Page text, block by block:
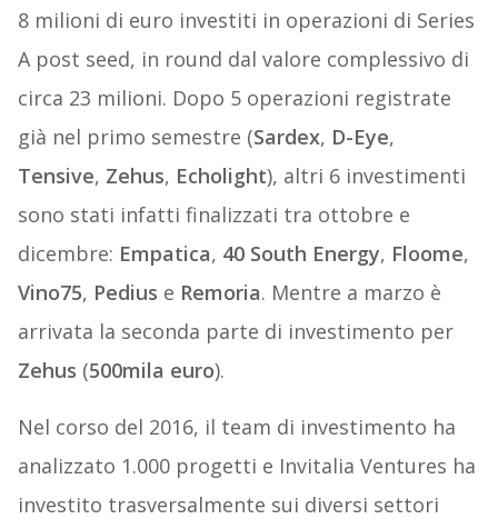
8 milioni di euro investiti in operazioni di Series
A post seed, in round dal valore complessivo di
circa 23 milioni. Dopo 5 operazioni registrate
già nel primo semestre (Sardex, D-Eye,
Tensive, Zehus, Echolight), altri 6 investimenti
sono stati infatti finalizzati tra ottobre e
dicembre: Empatica, 40 South Energy, Floome,
Vino75, Pedius e Remoria. Mentre a marzo è
arrivata la seconda parte di investimento per
Zehus (500mila euro).
Nel corso del 2016, il team di investimento ha
analizzato 1.000 progetti e Invitalia Ventures ha
investito trasversalmente sui diversi settori